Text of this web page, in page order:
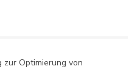
Optimierung von